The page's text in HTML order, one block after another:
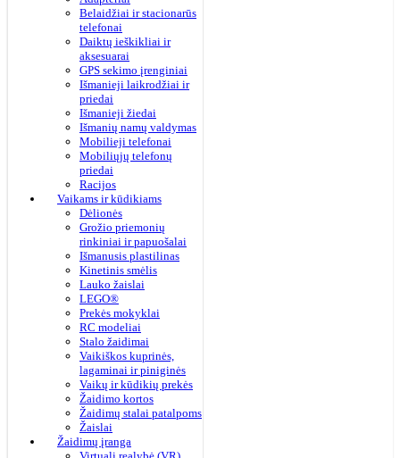
Belaidžiai ir stacionarūs
telefonai
Daiktų ieškikliai ir
aksesuarai
GPS sekimo įrenginiai
Išmanieji laikrodžiai ir
priedai
Išmanieji žiedai
Išmanių namų valdymas
Mobilieji telefonai
Mobiliųjų telefonų
priedai
Racijos
Vaikams ir kūdikiams
Dėlionės
Grožio priemonių
rinkiniai ir papuošalai
Išmanusis plastilinas
Kinetinis smėlis
Lauko žaislai
LEGO®
Prekės mokyklai
RC modeliai
Stalo žaidimai
Vaikiškos kuprinės,
lagaminai ir piniginės
Vaikų ir kūdikių prekės
Žaidimo kortos
Žaidimų stalai patalpoms
Žaislai
Žaidimų įranga